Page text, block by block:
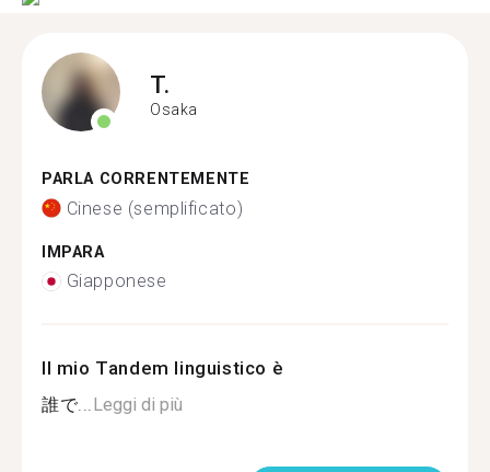
T.
Osaka
PARLA CORRENTEMENTE
Cinese (semplificato)
IMPARA
Giapponese
Il mio Tandem linguistico è
誰で...Leggi di più